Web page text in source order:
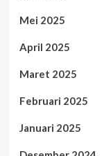
Mei 2025
April 2025
Maret 2025
Februari 2025
Januari 2025